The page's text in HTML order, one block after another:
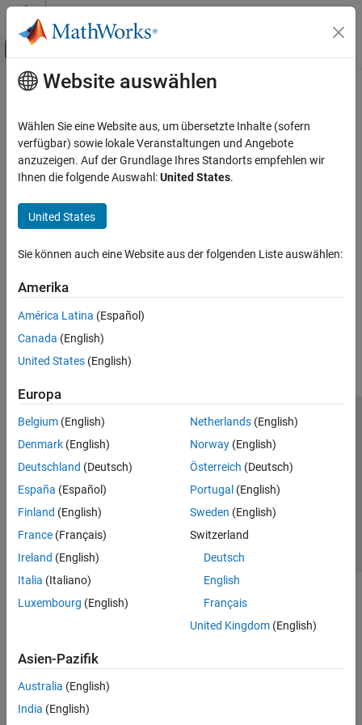
Weiter zum Inhalt
Umschaltung für Off-Canvas-
Startseite der Dokumentation
Hauptinhalt
How useful was this information?
Website auswählen
Wählen Sie eine Website aus, um übersetzte Inhalte (sofern
verfügbar) sowie lokale Veranstaltungen und Angebote
anzuzeigen. Auf der Grundlage Ihres Standorts empfehlen wir
Ihnen die folgende Auswahl:United States.
United States
Sie können auch eine Website aus der folgenden Liste auswählen:
Amerika
América Latina (Español)
Canada (English)
United States (English)
Europa
Belgium (English)
Denmark (English)
Deutschland (Deutsch)
España (Español)
Finland (English)
France (Français)
Ireland (English)
Italia (Italiano)
Luxembourg (English)
Netherlands(English)
Norway(English)
Österreich (Deutsch)
Portugal (English)
Sweden (English)
Switzerland
Deutsch
English
Français
United Kingdom(English)
Asien-Pazifik
Australia (English)
India (English)
Trust Center
Datenschutz-Richtlinien
Datendiebstahl verhindern
Status von Anwendungen
© 1994-2026 The MathWorks, Inc.
Website auswählen
Deutschland